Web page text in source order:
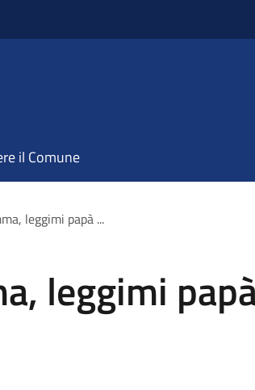
il Comune
leggimi papà ...
leggimi